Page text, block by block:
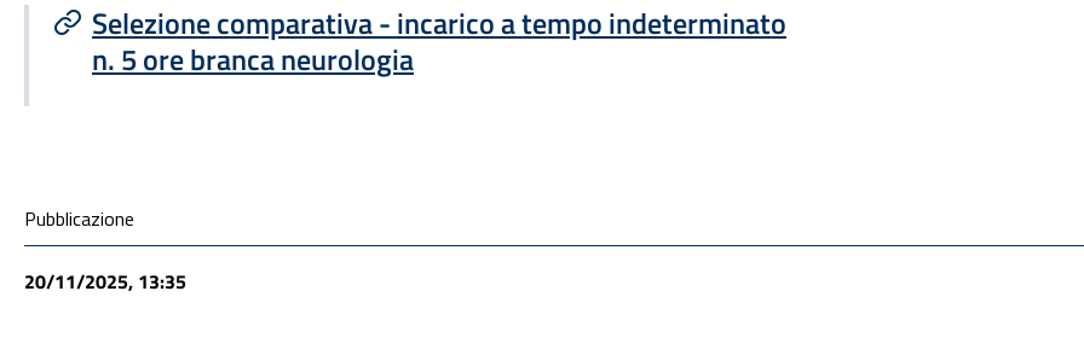
Selezione comparativa - incarico a tempo indeterminato
n. 5 ore branca neurologia
Condivisione social
Pubblicazione
20/11/2025, 13:35